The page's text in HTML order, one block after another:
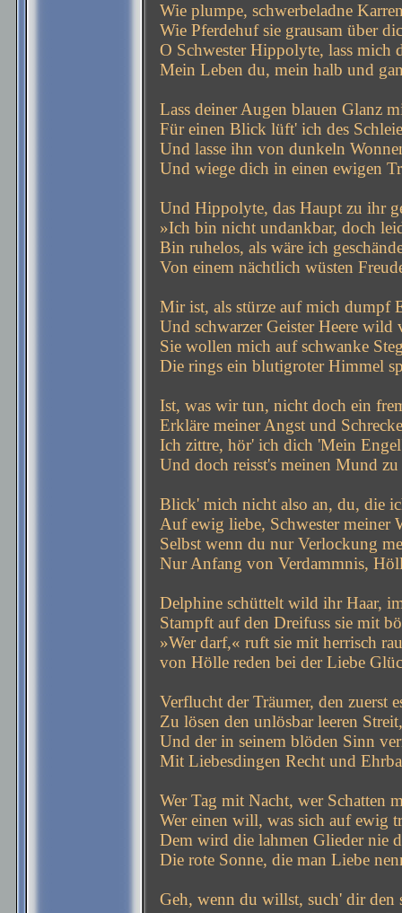
Wie plumpe, schwerbeladne
Wie Pferdehuf sie grausam über
O Schwester Hippolyte, lass mich
Mein Leben du, mein halb und
Lass deiner Augen blauen Glanz
Für einen Blick lüft' ich des
Und lasse ihn von dunkeln
Und wiege dich in einen ewigen
Und Hippolyte, das Haupt zu ihr
»Ich bin nicht undankbar, doch
Bin ruhelos, als wäre ich
Von einem nächtlich wüsten
Mir ist, als stürze auf mich dumpf
Und schwarzer Geister Heere wild
Sie wollen mich auf schwanke
Die rings ein blutigroter Himmel
Ist, was wir tun, nicht doch ein
Erkläre meiner Angst und
Ich zittre, hör' ich dich 'Mein
Und doch reisst's meinen Mund
Blick' mich nicht also an, du, die
Auf ewig liebe, Schwester meiner
Selbst wenn du nur Verlockung
Nur Anfang von Verdammnis,
Delphine schüttelt wild ihr Haar,
Stampft auf den Dreifuss sie mit
»Wer darf,« ruft sie mit herrisch
von Hölle reden bei der Liebe
Verflucht der Träumer, den zuerst
Zu lösen den unlösbar leeren Streit,
Und der in seinem blöden Sinn
Mit Liebesdingen Recht und
Wer Tag mit Nacht, wer Schatten
Wer einen will, was sich auf ewig
Dem wird die lahmen Glieder nie
Die rote Sonne, die man Liebe
Geh, wenn du willst, such' dir den